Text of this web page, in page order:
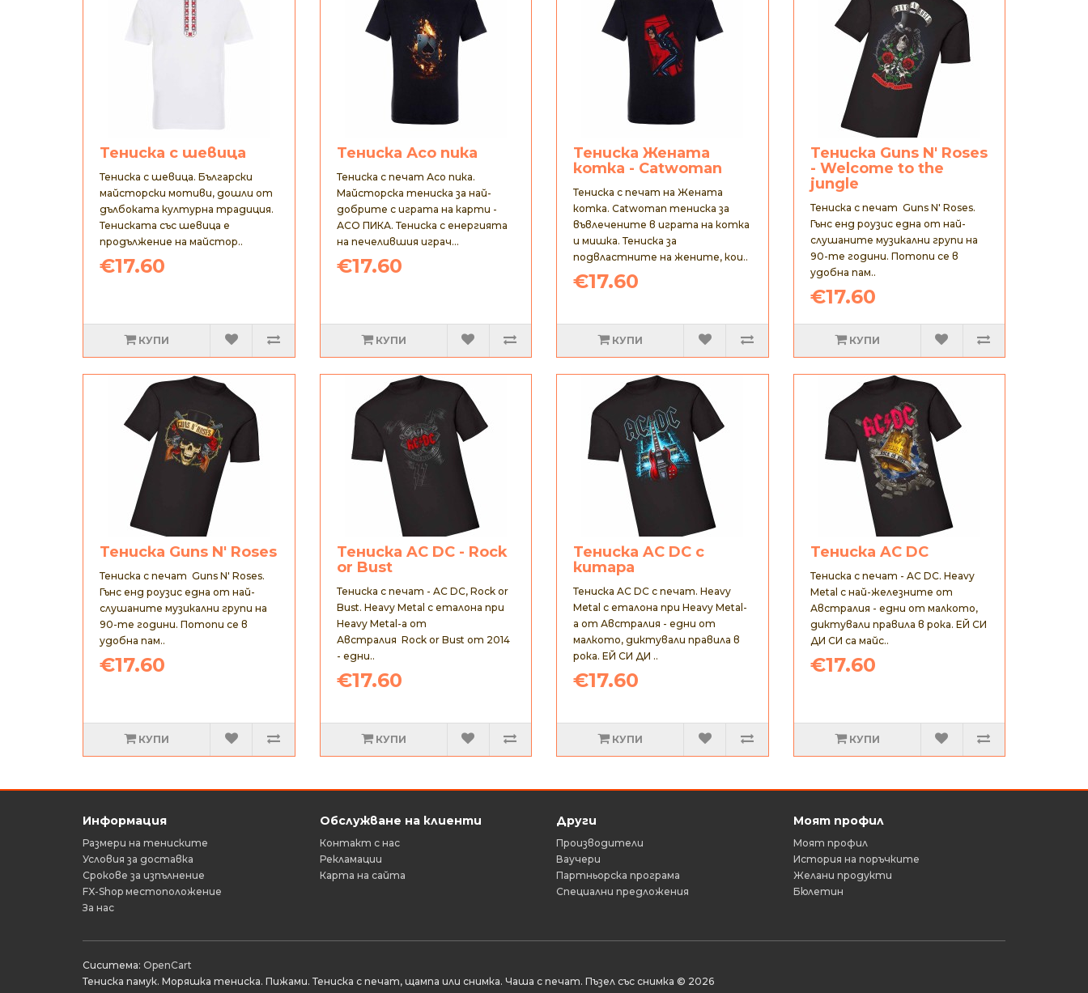
Тениска с шевица
Тениска с шевица. Български
майсторски мотиви, дошли от
дълбоката културна традиция.
Тениската със шевица е
продължение на майстор..
€17.60
КУПИ
Тениска Асо пика
Тениска с печат Асо пика.
Майсторска тениска за най-
добрите с играта на карти -
АСО ПИКА. Тениска с енергията
на печелившия играч...
€17.60
КУПИ
Тениска Жената
котка - Catwoman
Тениска с печат на Жената
котка. Catwoman тениска за
въвлечените в играта на котка
и мишка. Тениска за
подвластните на жените, кои..
€17.60
КУПИ
Тениска Guns N' Roses
- Welcome to the
jungle
Тениска с печат Guns N' Roses.
Гънс енд роузис една от най-
слушаните музикални групи на
90-те години. Потопи се в
удобна пам..
€17.60
КУПИ
Тениска Guns N' Roses
Тениска с печат Guns N' Roses.
Гънс енд роузис една от най-
слушаните музикални групи на
90-те години. Потопи се в
удобна пам..
€17.60
КУПИ
Тениска AC DC - Rock
or Bust
Тениска с печат - AC DC, Rock or
Bust. Heavy Metal с еталона при
Heavy Metal-а от
Австралия Rock or Bust от 2014
- едни..
€17.60
КУПИ
Тениска AC DC с
китара
Тениска AC DC с печат. Heavy
Metal с еталона при Heavy Metal-
а от Австралия - едни от
малкото, диктували правила в
рока. ЕЙ СИ ДИ ..
€17.60
КУПИ
Тениска AC DC
Тениска с печат - AC DC. Heavy
Metal с най-железните от
Австралия - едни от малкото,
диктували правила в рока. ЕЙ СИ
ДИ СИ са майс..
€17.60
КУПИ
Информация
Размери на тениските
Условия за доставка
Срокове за изпълнение
FX-Shop местоположение
За нас
Обслужване на клиенти
Контакт с нас
Рекламации
Карта на сайта
Други
Производители
Ваучери
Партньорска програма
Специални предложения
Моят профил
Моят профил
История на поръчките
Желани продукти
Бюлетин
Сиситема: OpenCart
Тениска памук. Моряшка тениска. Пижами. Тениска с печат, щампа или снимка. Чаша с печат. Пъзел със снимка © 2026